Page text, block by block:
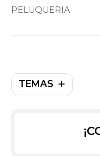
TEMAS
restore
PELUQUERIA